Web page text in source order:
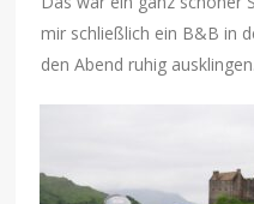
mir schließlich ein B&B in
den Abend ruhig ausklingen.